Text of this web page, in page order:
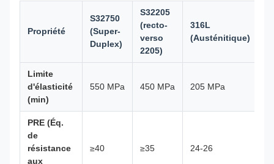
Propriété
S32750
(Super-
Duplex)
S32205
(recto-
verso
2205)
316L
(Austénitique)
Limite
d'élasticité
(min)
550 MPa 450 MPa 205 MPa
PRE (Éq.
de
résistance
aux
≥40 ≥35 24-26